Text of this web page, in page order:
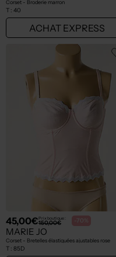
Corset - Broderie marron
T : 40
ACHAT EXPRESS
45,00€Prix boutique :
150,00€ -70%
MARIE JO
Corset - Bretelles élastiquées ajustables rose
T : 85D